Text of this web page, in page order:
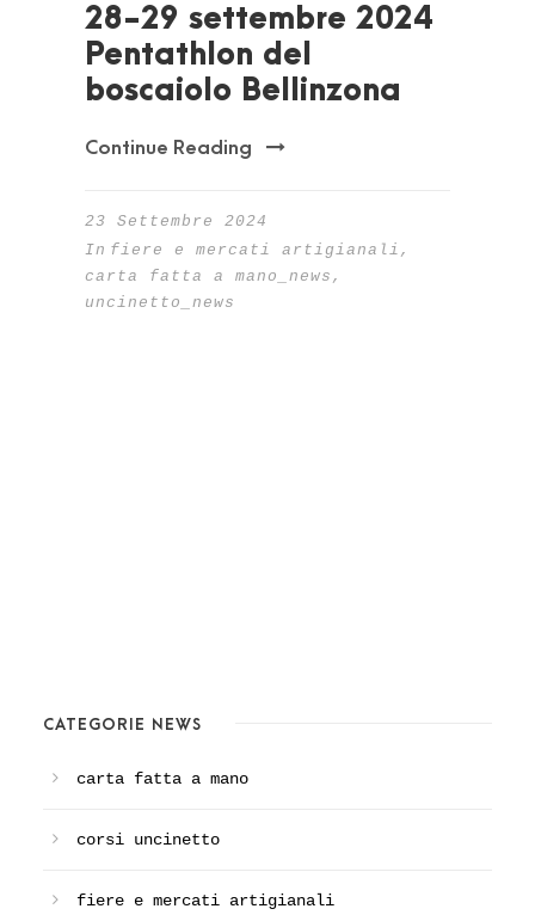
28-29 settembre 2024
Pentathlon del
boscaiolo Bellinzona
Continue Reading
23 Settembre 2024
In fiere e mercati artigianali ,
carta fatta a mano_news ,
uncinetto_news
CATEGORIE NEWS
carta fatta a mano
corsi uncinetto
fiere e mercati artigianali